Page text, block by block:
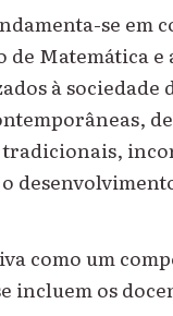
se em
Matemática
à sociedade
tradicionais,
como um
incluem os